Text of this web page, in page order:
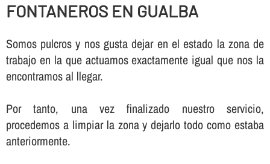
FONTANEROS EN GUALBA
Somos pulcros y nos gusta dejar en el estado la zona de
trabajo en la que actuamos exactamente igual que nos la
encontramos al llegar.
Por tanto, una vez finalizado nuestro servicio,
procedemos a limpiar la zona y dejarlo todo como estaba
anteriormente.